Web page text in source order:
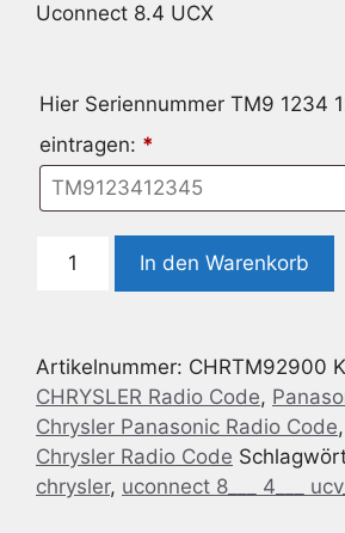
Uconnect 8.4 UCX
Hier Seriennummer TM9 1234
eintragen: *
Chrysler
UCX
Menge
In den Warenkorb
Artikelnummer: CHRTM92900
CHRYSLER Radio Code,
Chrysler Panasonic Radio Code,
Chrysler Radio Code
chrysler, uconnect 8___ 4___ ucv_